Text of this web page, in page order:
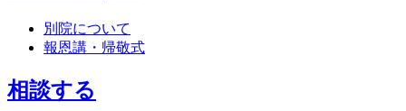
別院について
報恩講・帰敬式
相談する